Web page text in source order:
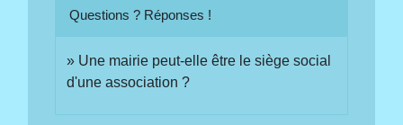
Questions ? Réponses !
Une mairie peut-elle être le siège social
d'une association ?